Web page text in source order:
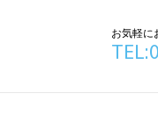
お気軽に